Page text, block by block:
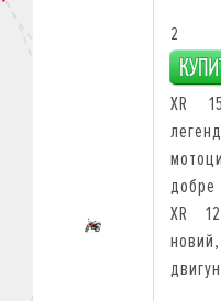
2
XR
добре
XR